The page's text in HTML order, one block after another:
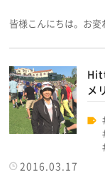
皆様こんにちは。お
メ
2016.03.17